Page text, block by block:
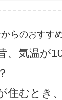
からのおすす
、気温が
住むとき